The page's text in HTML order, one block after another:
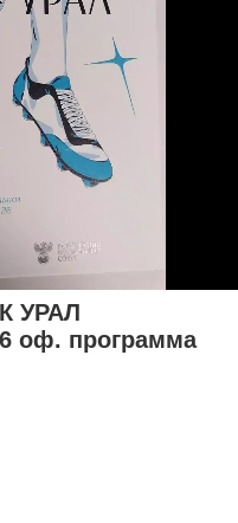
УРАЛ
оф. программа